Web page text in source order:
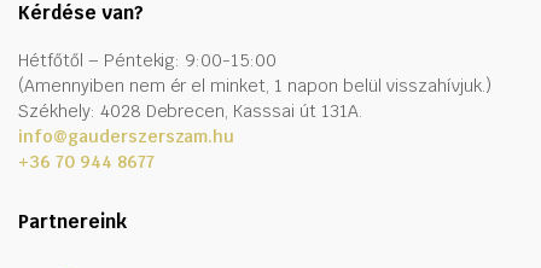
Kérdése van?
Hétfőtől – Péntekig: 9:00-15:00
(Amennyiben nem ér el minket, 1 napon belül visszahívjuk.)
Székhely: 4028 Debrecen, Kasssai út 131A.
info@gauderszerszam.hu
+36 70 944 8677
Partnereink